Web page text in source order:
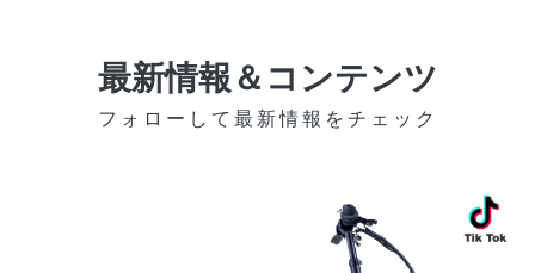
最新情報＆コンテンツ
フォローして最新情報をチェック